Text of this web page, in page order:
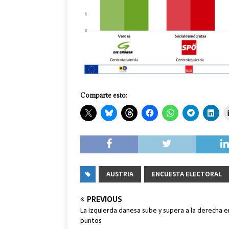
Comparte esto:
AUSTRIA ENCUESTA ELECTORAL
PREVIOUS
La izquierda danesa sube y supera a la derecha
puntos